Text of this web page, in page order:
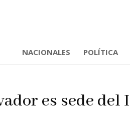
NACIONALES POLÍTICA
es sede del